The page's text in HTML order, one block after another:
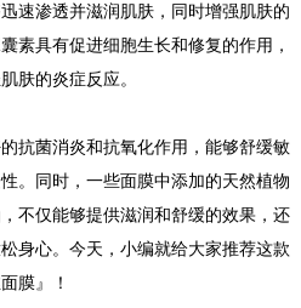
速渗透并滋润肌肤，同时增强肌肤的
素具有促进细胞生长和修复的作用，
肤的炎症反应。
抗菌消炎和抗氧化作用，能够舒缓敏
。同时，一些面膜中添加的天然植物
不仅能够提供滋润和舒缓的效果，还
身心。今天，小编就给大家推荐这款
膜』！